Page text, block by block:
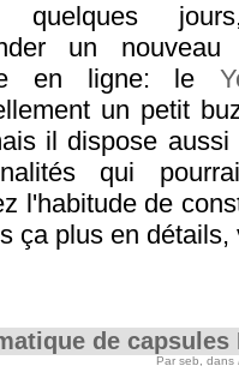
quelques
un
en ligne: le
un petit
il dispose aussi
qui
l'habitude de
ça plus en détails,
de capsules
Par seb, dans